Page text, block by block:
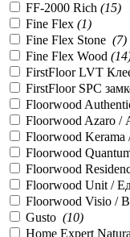
FF-2000 Rich (15)
Fine Flex (1)
Fine Flex Stone (7)
Fine Flex Wood (14
FirstFloor LVT
FirstFloor SPC
Floorwood
Floorwood Azaro /
Floorwood Kerama
Floorwood
Floorwood
Floorwood Unit /
Floorwood Visio /
Gusto (10)
Home Expert